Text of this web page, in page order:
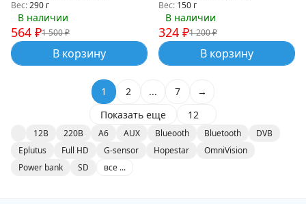
Вес:290 г
В наличии
1 500₽
564 ₽
В корзину
Вес: 150 г
В наличии
1 200₽
324 ₽
В корзину
1 2 ... 7
→
Показать еще
12
12В 220В A6 AUX Blueooth Bluetooth
DVB
Eplutus
Full HD G-sensor Hopestar
OmniVision
Power bank
SD все ...